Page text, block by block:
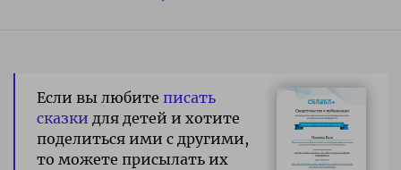
Если вы любите писать
сказки для детей и хотите
поделиться ими с другими,
то можете присылать их